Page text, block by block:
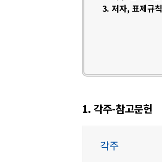
3. 저자, 표제규칙
1. 각주-참고문헌
각주